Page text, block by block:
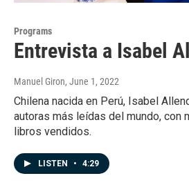
Programs
Entrevista a Isabel
Manuel Giron, June 1, 2022
Chilena nacida en Perú, Isabel
autoras más leídas del mundo, con
libros vendidos.
LISTEN • 4:29